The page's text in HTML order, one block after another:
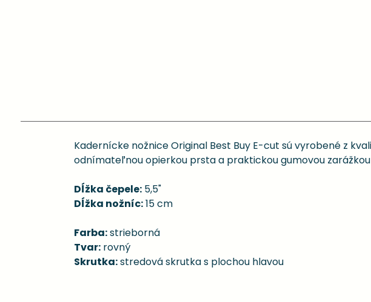
Kadernícke nožnice Original Best Buy E-cut sú vyrobené z
odnímateľnou opierkou prsta a praktickou gumovou zarážkou
Dĺžka čepele:5,5"
Dĺžka nožníc:15 cm
Farba:strieborná
Tvar:rovný
Skrutka:stredová skrutka s plochou hlavou